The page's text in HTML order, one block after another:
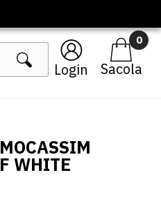
Login
0
WHITE